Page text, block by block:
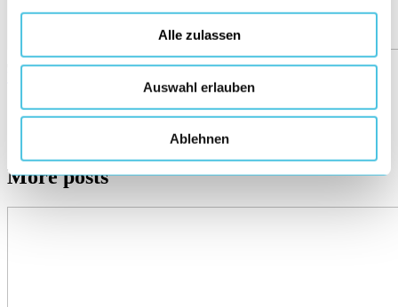
Alle zulassen
Auswahl erlauben
Ablehnen
←
115/158
More posts